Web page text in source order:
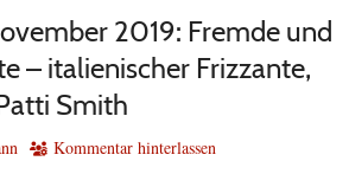
2019: Fremde und
– italienischer Frizzante,
Smith
Kommentar hinterlassen